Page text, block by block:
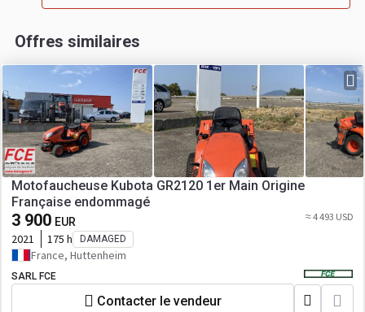
Offres similaires
Motofaucheuse Kubota GR2120 1er Main Origine
Française endommagé
3 900 EUR ≈ 4 493 USD
2021 175 h DAMAGED
France, Huttenheim
SARL FCE
Contacter le vendeur